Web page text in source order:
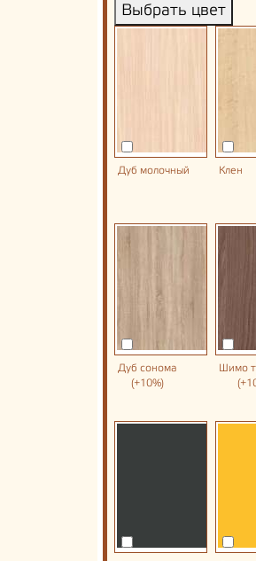
Выбрать цвет
Дуб молочный Клен
Дуб сонома
(+10%)
Шимо